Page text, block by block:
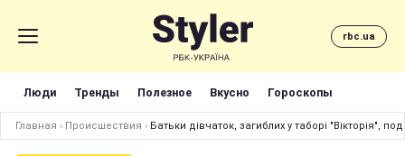
rbc.ua
Люди Тренды Полезное Вкусно Гороскопы
Главная › Происшествия › Батьки дівчаток, загиблих у таборі "Вікторія",